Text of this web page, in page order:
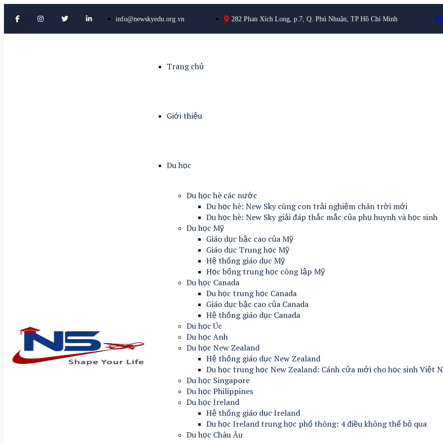
info@newskyedu.org.vn 282 Phan Xích Long, p.7, Q. Phú Nhuận, TP Hồ Chí Minh 0
Trang chủ
Giới thiệu
Du học
Du học hè các nước
Du học hè: New Sky cùng con trải nghiệm chân trời mới
Du học hè: New Sky giải đáp thắc mắc của phụ huynh và học sinh
Du học Mỹ
Giáo dục bậc cao của Mỹ
Giáo dục Trung học Mỹ
Hệ thống giáo dục Mỹ
Học bổng trung học công lập Mỹ
Du học Canada
Du học trung học Canada
Giáo dục bậc cao của Canada
Hệ thống giáo dục Canada
Du học Úc
Du học Anh
Du học New Zealand
Hệ thống giáo dục New Zealand
Du học trung học New Zealand: Cánh cửa mới cho học sinh Việt
Du học Singapore
Du học Philippines
Du học Ireland
Hệ thống giáo dục Ireland
Du học Ireland trung học phổ thông: 4 điều không thể bỏ qua
Du học Châu Âu